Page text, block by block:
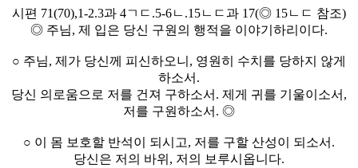
시편 71(70),1-2.3과 4ㄱㄷ.5-6ㄴ.15ㄴㄷ과 17(◎ 15ㄴㄷ 참조)
◎ 주님, 제 입은 당신 구원의 행적을 이야기하리이다.
○ 주님, 제가 당신께 피신하오니, 영원히 수치를 당하지 않게
하소서.
당신 의로움으로 저를 건져 구하소서. 제게 귀를 기울이소서,
저를 구원하소서. ◎
○ 이 몸 보호할 반석이 되시고, 저를 구할 산성이 되소서.
당신은 저의 바위, 저의 보루시옵니다.